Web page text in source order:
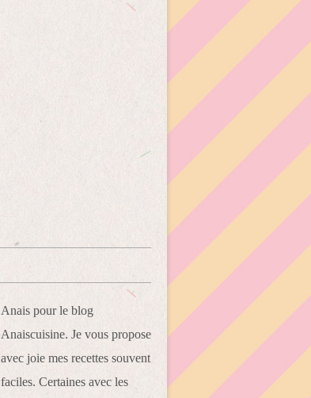
Anais pour le blog
Anaiscuisine. Je vous propose
avec joie mes recettes souvent
faciles. Certaines avec les